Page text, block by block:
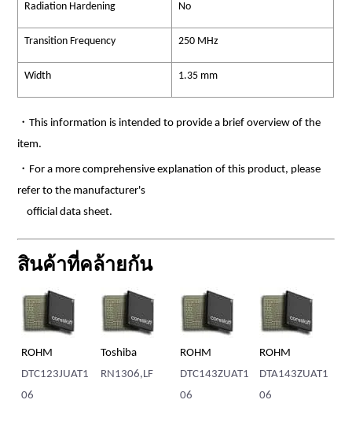
Radiation Hardening No
Transition Frequency 250 MHz
Width 1.35 mm
・This information is intended to provide a brief overview of the
item.
・For a more comprehensive explanation of this product, please
refer to the manufacturer's
official data sheet.
สินค้าที่คล้ายกัน
RN1306,LF
DTC143ZUAT1
DTA143ZUAT1